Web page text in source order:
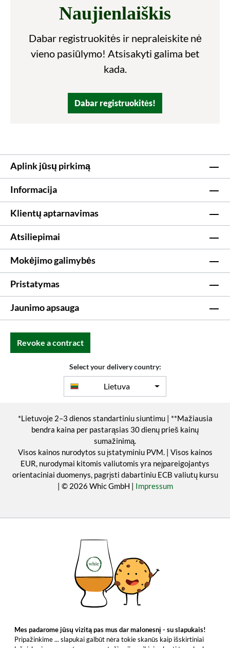
Naujienlaiškis
Dabar registruokitės ir nepraleiskite nė
vieno pasiūlymo! Atsisakyti galima bet
kada.
Dabar registruokitės!
Aplink jūsų pirkimą
Informacija
Klientų aptarnavimas
Atsiliepimai
Mokėjimo galimybės
Pristatymas
Jaunimo apsauga
Revoke a contract
Select your delivery country:
Lietuva
*Lietuvoje 2–3 dienos standartiniu siuntimu | **Mažiausia
bendra kaina per pastarąsias 30 dienų prieš kainų
sumažinimą.
Visos kainos nurodytos su įstatyminiu PVM. | Visos kainos
EUR, nurodymai kitomis valiutomis yra neįpareigojantys
orientaciniai duomenys, pagrįsti dabartiniu ECB valiutų kursu
| © 2026 Whic GmbH | Impressum
Mes padarome jūsų vizitą pas mus dar malonesnį - su slapukais!
Pripažinkime ... slapukai galbūt nėra tokie skanūs kaip išskirtiniai